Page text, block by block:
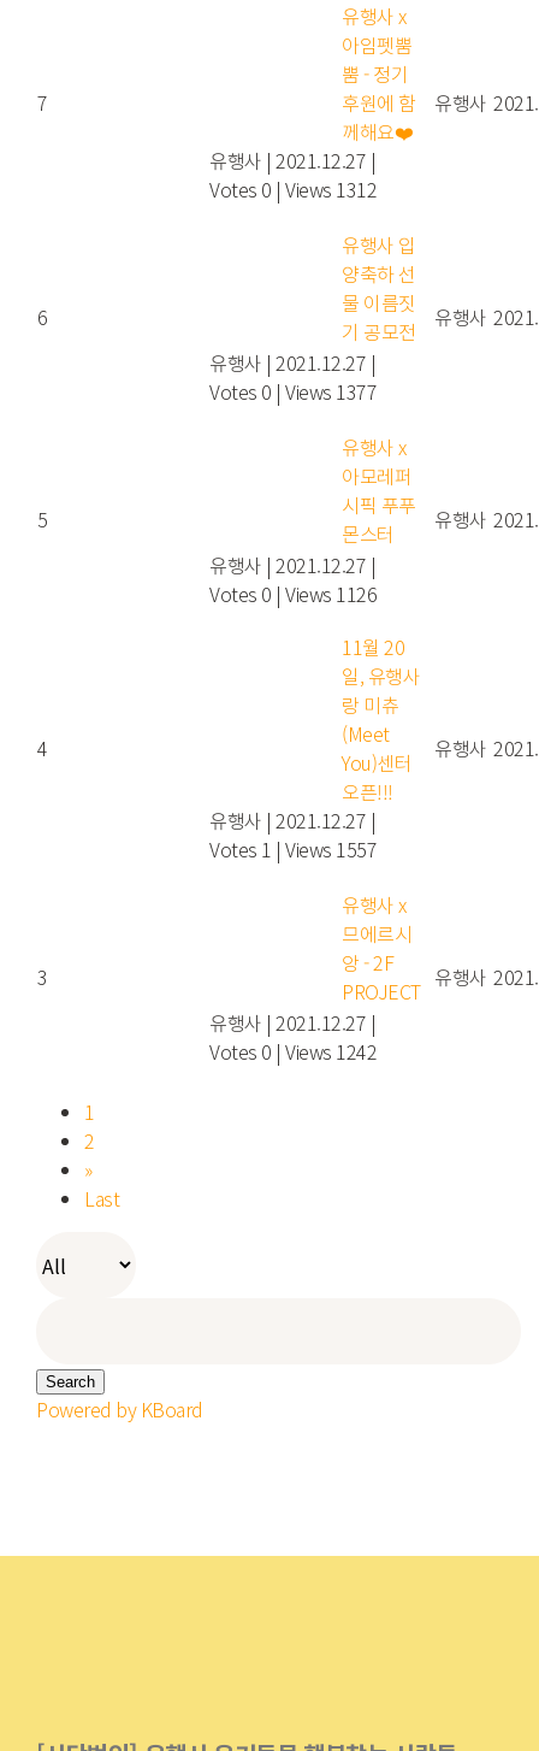
7
유행사 x
아임펫뿜
뿜 - 정기
후원에 함
께해요❤️
유행사 | 2021.12.27 |
Votes 0 | Views 1312
유행사
6
유행사 입
양축하 선
물 이름짓
기 공모전
유행사 | 2021.12.27 |
Votes 0 | Views 1377
유행사
5
유행사 x
아모레퍼
시픽 푸푸
몬스터
유행사 | 2021.12.27 |
Votes 0 | Views 1126
유행사
4
11월 20
일, 유행사
랑 미츄
(Meet
You)센터
오픈!!!
유행사 | 2021.12.27 |
Votes 1 | Views 1557
유행사
3
유행사 x
므에르시
앙 - 2F
PROJECT
유행사 | 2021.12.27 |
Votes 0 | Views 1242
유행사
1
2
»
Last
Search
Powered by KBoard